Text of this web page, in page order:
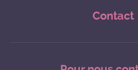
Contact